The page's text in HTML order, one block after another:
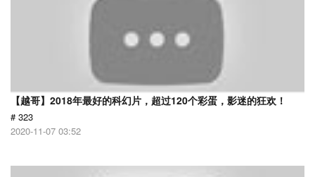
【越哥】2018年最好的科幻片，超过120个彩蛋，影迷的狂欢！
# 323
2020-11-07 03:52